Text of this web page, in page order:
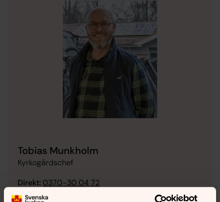
Tobias Munkholm
Kyrkogårdschef
Direkt: 0370-30 04 72
E-post:
tobias.munkholm@svenskakyrkan.se